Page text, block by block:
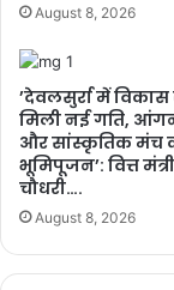
August 8, 2026
’देवलसुर्रा में विकास
मिली नई गति,
और सांस्कृतिक मंच
भूमिपूजन’: वित्त
चौधरी….
August 8, 2026